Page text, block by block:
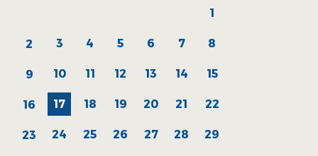
1
2 3 4 5 6 7 8
9 10 11 12 13 14 15
16 17 18 19 20 21 22
23 24 25 26 27 28 29